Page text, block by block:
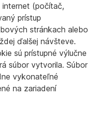
internet (počítač,
prístup
stránkach alebo
ďalšej návšteve.
sú prístupné výlučne
súbor vytvorila. Súbor
vykonateľné
na zariadení